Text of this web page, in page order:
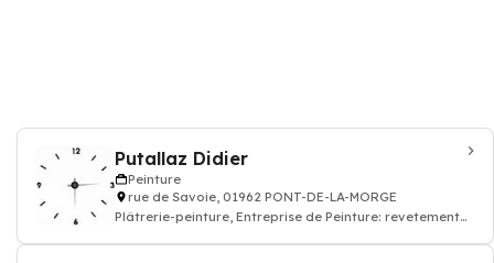
Putallaz Didier
Peinture
rue de Savoie, 01962 PONT-DE-LA-MORGE
Plâtrerie-peinture, Entreprise de Peinture: revetement